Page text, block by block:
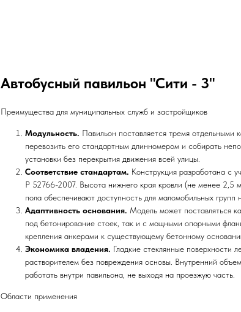
Автобусный павильон "Сити - 3"
Преимущества для муниципальных служб и застройщиков
Модульность. Павильон поставляется тремя отдельными
перевозить его стандартным длинномером и собирать
установки без перекрытия движения всей улицы.
Соответствие стандартам. Конструкция разработана
Р 52766-2007. Высота нижнего края кровли (не менее 2,5
пола обеспечивают доступность для маломобильных групп
Адаптивность основания. Модель может поставляться
под бетонирование стоек, так и с мощными опорными
крепления анкерами к существующему бетонному
Экономика владения. Гладкие стеклянные поверхности
растворителем без повреждения основы. Внутренний
работать внутри павильона, не выходя на проезжую часть.
Области применения